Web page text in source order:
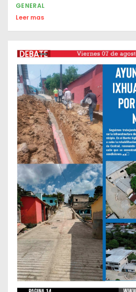
GENERAL
Leer mas